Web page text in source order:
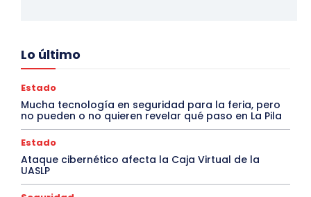
Lo último
Estado
Mucha tecnología en seguridad para la feria, pero
no pueden o no quieren revelar qué paso en La Pila
Estado
Ataque cibernético afecta la Caja Virtual de la
UASLP